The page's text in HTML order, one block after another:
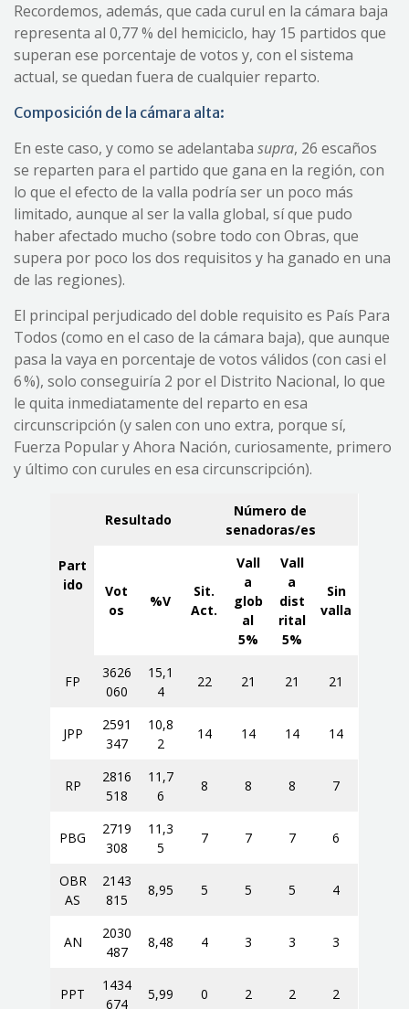
Recordemos, además, que cada curul en la cámara baja
representa al 0,77 % del hemiciclo, hay 15 partidos que
superan ese porcentaje de votos y, con el sistema
actual, se quedan fuera de cualquier reparto.
Composición de la cámara alta:
En este caso, y como se adelantaba supra, 26 escaños
se reparten para el partido que gana en la región, con
lo que el efecto de la valla podría ser un poco más
limitado, aunque al ser la valla global, sí que pudo
haber afectado mucho (sobre todo con Obras, que
supera por poco los dos requisitos y ha ganado en una
de las regiones).
El principal perjudicado del doble requisito es País Para
Todos (como en el caso de la cámara baja), que aunque
pasa la vaya en porcentaje de votos válidos (con casi el
6 %), solo conseguiría 2 por el Distrito Nacional, lo que
le quita inmediatamente del reparto en esa
circunscripción (y salen con uno extra, porque sí,
Fuerza Popular y Ahora Nación, curiosamente, primero
y último con curules en esa circunscripción).
Part
ido
Resultado
Número de
senadoras/es
Vot
os
%V
Sit.
Act.
Vall
a
glob
al
5%
Vall
a
dist
rital
5%
Sin
valla
FP
3626
060
15,1
4
22 21 21 21
JPP
2591
347
10,8
2
14 14 14 14
RP
2816
518
11,7
6
8 8 8 7
PBG
2719
308
11,3
5
7 7 7 6
OBR
AS
2143
815
8,95 5 5 5 4
AN
2030
487
8,48 4 3 3 3
PPT
1434
674
5,99 0 2 2 2